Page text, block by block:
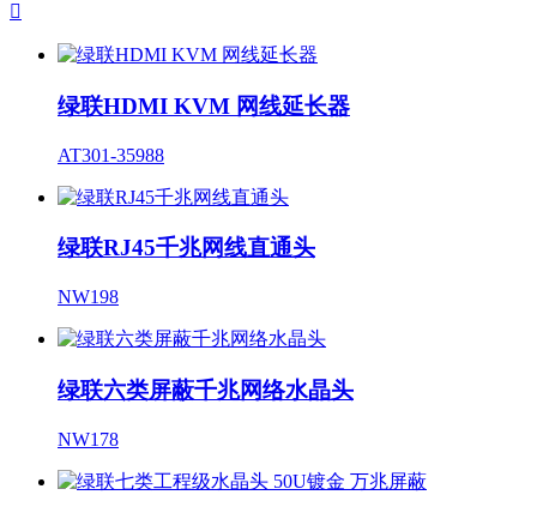

绿联HDMI KVM 网线延长器
AT301-35988
绿联RJ45千兆网线直通头
NW198
绿联六类屏蔽千兆网络水晶头
NW178